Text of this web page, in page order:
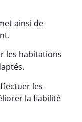
ainsi de
les habitations
les
la fiabilité